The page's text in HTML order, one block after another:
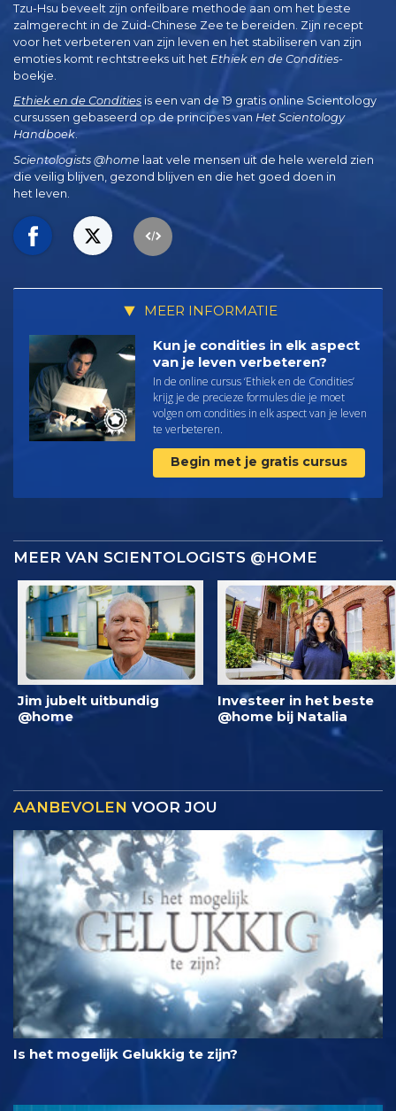
Tzu-Hsu beveelt zijn onfeilbare methode aan om het beste
zalmgerecht in de Zuid-Chinese Zee te bereiden. Zijn recept
voor het verbeteren van zijn leven en het stabiliseren van zijn
emoties komt rechtstreeks uit het Ethiek en de Condities-
boekje.
Ethiek en de Condities is een van de 19 gratis online Scientology
cursussen gebaseerd op de principes van Het Scientology
Handboek.
Scientologists @home laat vele mensen uit de hele wereld zien
die veilig blijven, gezond blijven en die het goed doen in
het leven.
MEER INFORMATIE
Kun je condities in elk aspect
van je leven verbeteren?
In de online cursus ‘Ethiek en de Condities’
krijg je de precieze formules die je moet
volgen om condities in elk aspect van je leven
te verbeteren.
Begin met je gratis cursus
MEER VAN SCIENTOLOGISTS @HOME
Jim jubelt uitbundig
@home
Investeer in het beste
@home bij Natalia
AANBEVOLEN VOOR JOU
Is het mogelijk Gelukkig te zijn?